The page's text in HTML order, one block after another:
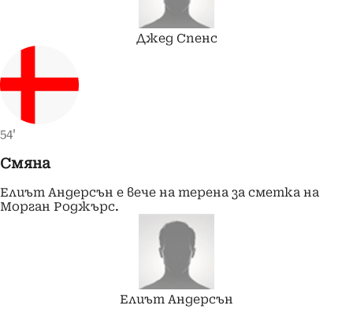
Джед Спенс
54'
Смяна
Елиът Андерсън е вече на терена за сметка на
Морган Роджърс.
Елиът Андерсън